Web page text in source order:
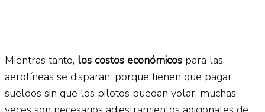
Mientras tanto, los costos económicos para las
aerolíneas se disparan, porque tienen que pagar
sueldos sin que los pilotos puedan volar, muchas